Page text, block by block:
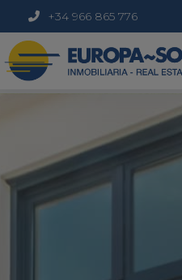
+34 966 865 776